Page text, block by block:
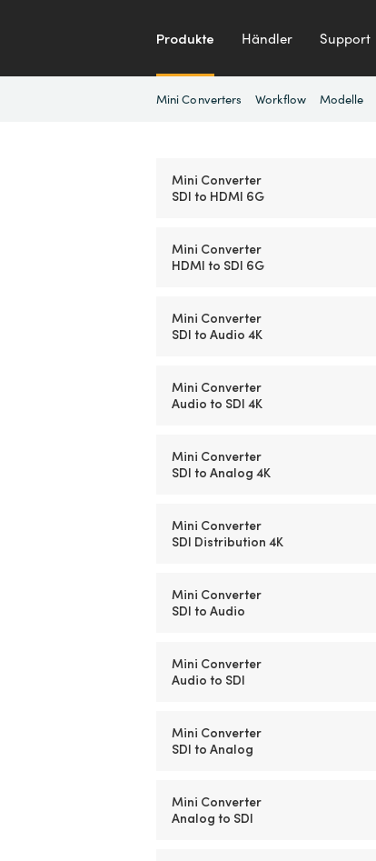
Produkte Händler Support
Mini Converters Workflow Modelle
Mini Converter
SDI to HDMI 6G
Mini Converter
HDMI to SDI 6G
Mini Converter
SDI to Audio 4K
Mini Converter
Audio to SDI 4K
Mini Converter
SDI to Analog 4K
Mini Converter
SDI Distribution 4K
Mini Converter
SDI to Audio
Mini Converter
Audio to SDI
Mini Converter
SDI to Analog
Mini Converter
Analog to SDI